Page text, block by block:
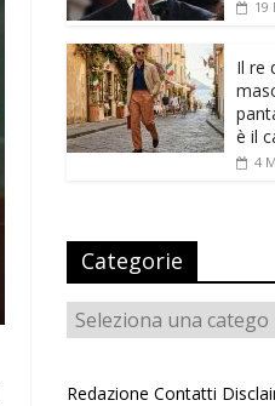
19
Il re
è il
4
Categorie
Categorie
Redazione Contatti